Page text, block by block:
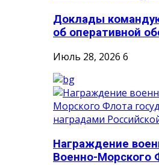
Доклады
об оперативной
Июль 28, 2026 6
Награждение
Военно-Морского